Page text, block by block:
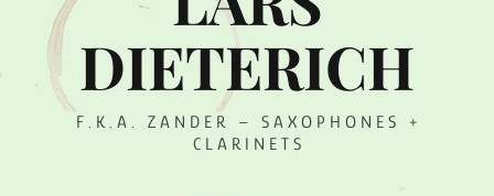
DIETERICH
F.K.A. ZANDER – SAXOPHONES +
CLARINETS